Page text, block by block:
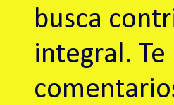
busca
integral.